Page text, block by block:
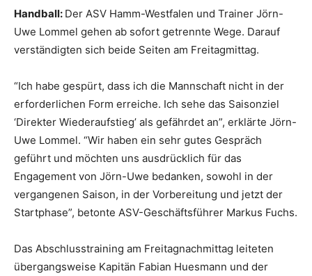
Handball: Der ASV Hamm-Westfalen und Trainer Jörn-
Uwe Lommel gehen ab sofort getrennte Wege. Darauf
verständigten sich beide Seiten am Freitagmittag.
“Ich habe gespürt, dass ich die Mannschaft nicht in der
erforderlichen Form erreiche. Ich sehe das Saisonziel
‘Direkter Wiederaufstieg’ als gefährdet an”, erklärte Jörn-
Uwe Lommel. “Wir haben ein sehr gutes Gespräch
geführt und möchten uns ausdrücklich für das
Engagement von Jörn-Uwe bedanken, sowohl in der
vergangenen Saison, in der Vorbereitung und jetzt der
Startphase”, betonte ASV-Geschäftsführer Markus Fuchs.
Das Abschlusstraining am Freitagnachmittag leiteten
übergangsweise Kapitän Fabian Huesmann und der